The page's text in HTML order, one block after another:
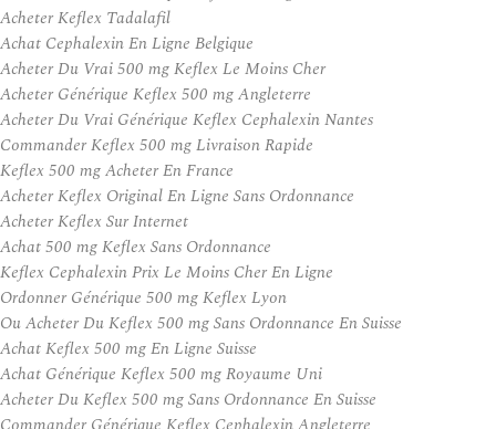
Acheter Keflex Tadalafil
Achat Cephalexin En Ligne Belgique
Acheter Du Vrai 500 mg Keflex Le Moins Cher
Acheter Générique Keflex 500 mg Angleterre
Acheter Du Vrai Générique Keflex Cephalexin Nantes
Commander Keflex 500 mg Livraison Rapide
Keflex 500 mg Acheter En France
Acheter Keflex Original En Ligne Sans Ordonnance
Acheter Keflex Sur Internet
Achat 500 mg Keflex Sans Ordonnance
Keflex Cephalexin Prix Le Moins Cher En Ligne
Ordonner Générique 500 mg Keflex Lyon
Ou Acheter Du Keflex 500 mg Sans Ordonnance En Suisse
Achat Keflex 500 mg En Ligne Suisse
Achat Générique Keflex 500 mg Royaume Uni
Acheter Du Keflex 500 mg Sans Ordonnance En Suisse